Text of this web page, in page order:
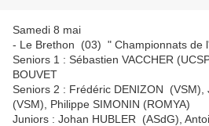
Samedi 8 mai
- Le Brethon (03) " Championnats de
Seniors 1 : Sébastien VACCHER
BOUVET
Seniors 2 : Frédéric DENIZON (VSM),
(VSM), Philippe SIMONIN (ROMYA)
Juniors : Johan HUBLER (ASdG),